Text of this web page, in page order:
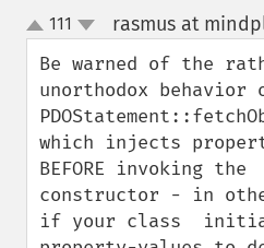
up
down
111 rasmus at
Be warned of the
unorthodox behavior
which injects
BEFORE invoking the
constructor - in
if your class